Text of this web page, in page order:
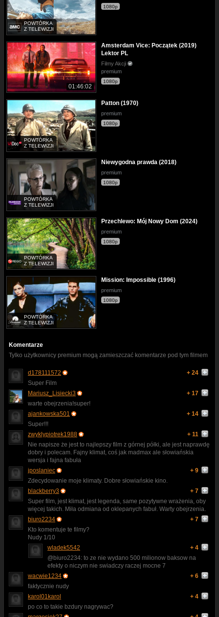
POWTÓRKA
Z TELEWIZJI
1080p
01:46:02
Amsterdam Vice: Początek (2019)
Lektor PL
Filmy Akcji
premium
1080p
POWTÓRKA
Z TELEWIZJI
Patton (1970)
premium
1080p
POWTÓRKA
Z TELEWIZJI
Niewygodna prawda (2018)
premium
1080p
POWTÓRKA
Z TELEWIZJI
Przechlewo: Mój Nowy Dom (2024)
premium
1080p
POWTÓRKA
Z TELEWIZJI
Mission: Impossible (1996)
premium
1080p
Komentarze
Tylko użytkownicy premium mogą zamieszczać komentarze pod tym filmem
d178111572
+ 24
Super Film
Mariusz_Lisiecki3
+ 17
warte obejrzenia!super!
ajankowska501
+ 14
Super!!!
zwyklypiotrek1988
+ 11
Nie napisze że jest to najlepszy film z górnej półki, ale jest naprawdę
dobry i polecam. Fajny klimat, coś jak madmax ale słowiańskia
wersja i fajna fabuła
jposlaniec
+ 9
Zdecydowanie moje klimaty. Dobre słowiańskie kino.
blackberry3
+ 7
Super film, jest klimat, jest legenda, same pozytywne wrażenia, oby
więcej takich. Miła odmiana od oklepanych fabuł. Warty obejrzenia.
biuro2234
+ 7
Kto komentuje te filmy?
Nudy 1/10
wladek5542
+ 4
@biuro2234: to ze nie wydano 500 milionow baksow na
efekty o niczym nie swiadczy raczej mocne 7
wacwie1234
+ 6
faktycznie nudy
karol01karol
+ 4
po co to takie bzdury nagrywac?